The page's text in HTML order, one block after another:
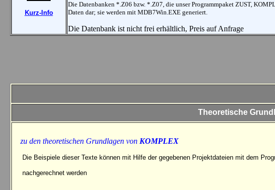
Kurz-I nfo
Die Datenbanken *.Z06 bzw. *.Z07, die unser Programmpaket ZUST,
Daten dar; sie werden mit MDB7Win.EXE generiert.
Die Datenbank ist nicht frei erhältlich, Preis auf Anfrage
Theoretische
zu den theoretischen Grundlagen von KOMPLEX
Die Beispiele dieser Texte können mit Hilfe der gegebenen Projektdateien mit dem
nachgerechnet werden